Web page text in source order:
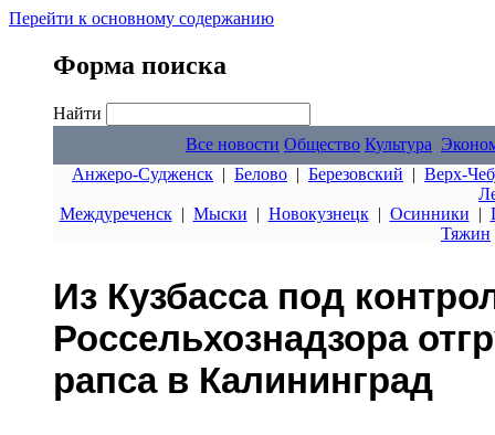
Перейти к основному содержанию
Форма поиска
Найти
Все новости Общество Культура
Анжеро-Судженск | Белово | Березовский | Верх-
Междуреченск| Мыски | Новокузнецк| Осинники |
Тяжин
Из Кузбасса под
Россельхознадзора
рапса в Калининград